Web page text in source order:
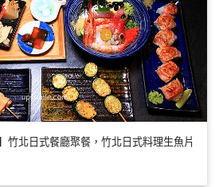
竹北日式餐廳聚餐，竹北日式料理生魚片